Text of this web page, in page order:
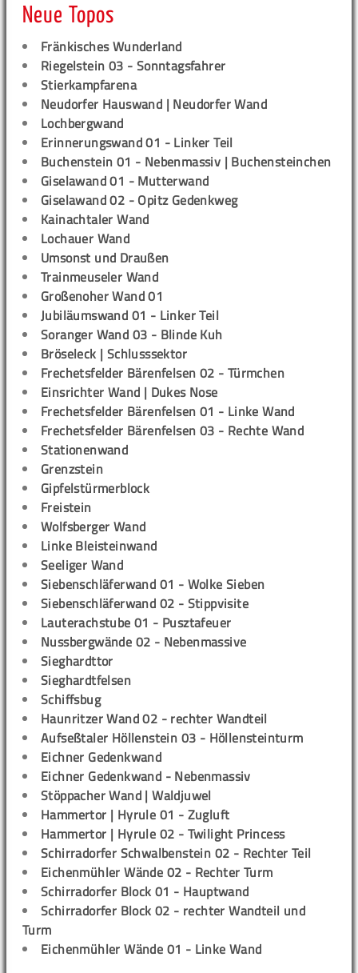
Neue Topos
Fränkisches Wunderland
Riegelstein 03 - Sonntagsfahrer
Stierkampfarena
Neudorfer Hauswand | Neudorfer Wand
Lochbergwand
Erinnerungswand 01 - Linker Teil
Buchenstein 01 - Nebenmassiv | Buchensteinchen
Giselawand 01 - Mutterwand
Giselawand 02 - Opitz Gedenkweg
Kainachtaler Wand
Lochauer Wand
Umsonst und Draußen
Trainmeuseler Wand
Großenoher Wand 01
Jubiläumswand 01 - Linker Teil
Soranger Wand 03 - Blinde Kuh
Bröseleck | Schlusssektor
Frechetsfelder Bärenfelsen 02 - Türmchen
Einsrichter Wand | Dukes Nose
Frechetsfelder Bärenfelsen 01 - Linke Wand
Frechetsfelder Bärenfelsen 03 - Rechte Wand
Stationenwand
Grenzstein
Gipfelstürmerblock
Freistein
Wolfsberger Wand
Linke Bleisteinwand
Seeliger Wand
Siebenschläferwand 01 - Wolke Sieben
Siebenschläferwand 02 - Stippvisite
Lauterachstube 01 - Pusztafeuer
Nussbergwände 02 - Nebenmassive
Sieghardttor
Sieghardtfelsen
Schiffsbug
Haunritzer Wand 02 - rechter Wandteil
Aufseßtaler Höllenstein 03 - Höllensteinturm
Eichner Gedenkwand
Eichner Gedenkwand - Nebenmassiv
Stöppacher Wand | Waldjuwel
Hammertor | Hyrule 01 - Zugluft
Hammertor | Hyrule 02 - Twilight Princess
Schirradorfer Schwalbenstein 02 - Rechter Teil
Eichenmühler Wände 02 - Rechter Turm
Schirradorfer Block 01 - Hauptwand
Schirradorfer Block 02 - rechter Wandteil und
Turm
Eichenmühler Wände 01 - Linke Wand